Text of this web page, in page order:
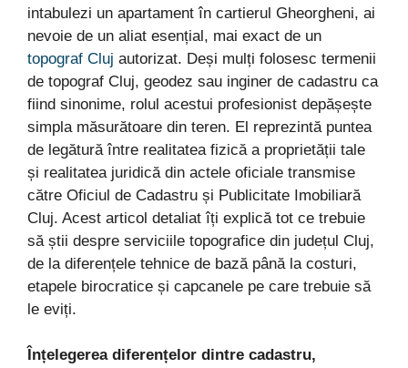
intabulezi un apartament în cartierul Gheorgheni, ai
nevoie de un aliat esențial, mai exact de un
topograf Cluj autorizat. Deși mulți folosesc termenii
de topograf Cluj, geodez sau inginer de cadastru ca
fiind sinonime, rolul acestui profesionist depășește
simpla măsurătoare din teren. El reprezintă puntea
de legătură între realitatea fizică a proprietății tale
și realitatea juridică din actele oficiale transmise
către Oficiul de Cadastru și Publicitate Imobiliară
Cluj. Acest articol detaliat îți explică tot ce trebuie
să știi despre serviciile topografice din județul Cluj,
de la diferențele tehnice de bază până la costuri,
etapele birocratice și capcanele pe care trebuie să
le eviți.
Înțelegerea diferențelor dintre cadastru,